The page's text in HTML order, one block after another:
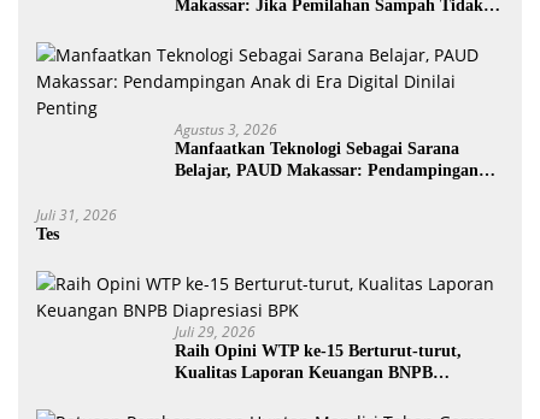
Makassar: Jika Pemilahan Sampah Tidak
Agustus 3, 2026
Manfaatkan Teknologi Sebagai Sarana
Belajar, PAUD Makassar: Pendampingan
Juli 31, 2026
Tes
Juli 29, 2026
Raih Opini WTP ke-15 Berturut-turut,
Kualitas Laporan Keuangan BNPB